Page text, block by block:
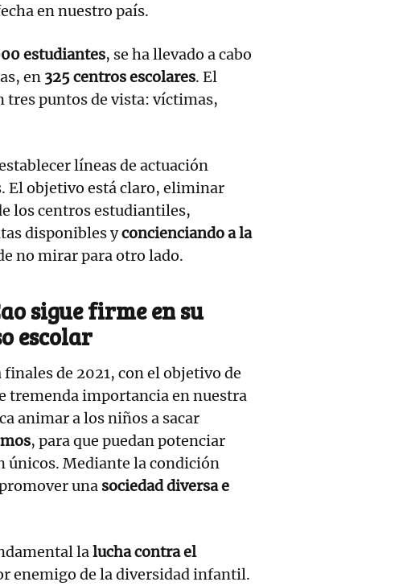
en nuestro país.
estudiantes, se ha llevado a cabo
en 325 centros escolares. El
tres puntos de vista: víctimas,
líneas de actuación
El objetivo está claro, eliminar
los centros estudiantiles,
disponibles yconcienciando a la
no mirar para otro lado.
sigue firme en su
escolar
finales de 2021, con el objetivo de
tremenda importancia en nuestra
animar a los niños a sacar
, para que puedan potenciar
únicos. Mediante la condición
una sociedad diversa e
lalucha contra el
enemigo de la diversidad infantil.